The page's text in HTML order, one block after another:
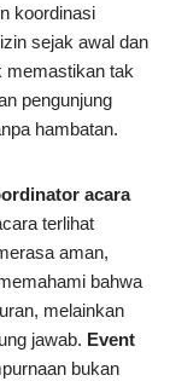
koordinasi
sejak awal dan
memastikan tak
pengunjung
hambatan.
acara
terlihat
aman,
bahwa
melainkan
jawab. Event
bukan